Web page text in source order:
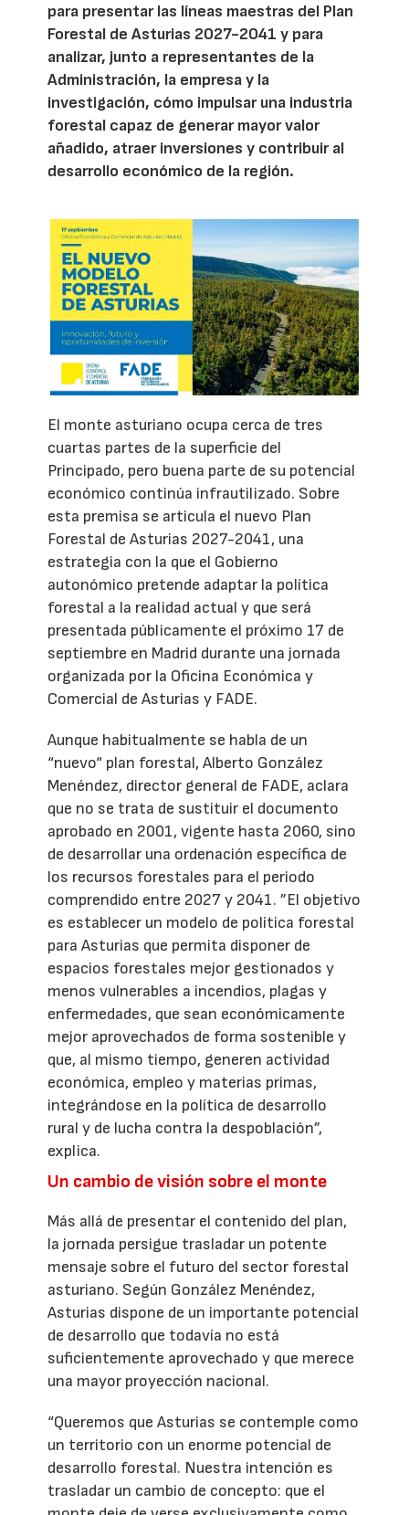
para presentar las líneas maestras del Plan
Forestal de Asturias 2027-2041 y para
analizar, junto a representantes de la
Administración, la empresa y la
investigación, cómo impulsar una industria
forestal capaz de generar mayor valor
añadido, atraer inversiones y contribuir al
desarrollo económico de la región.
El monte asturiano ocupa cerca de tres
cuartas partes de la superficie del
Principado, pero buena parte de su potencial
económico continúa infrautilizado. Sobre
esta premisa se articula el nuevo Plan
Forestal de Asturias 2027-2041, una
estrategia con la que el Gobierno
autonómico pretende adaptar la política
forestal a la realidad actual y que será
presentada públicamente el próximo 17 de
septiembre en Madrid durante una jornada
organizada por la Oficina Económica y
Comercial de Asturias y FADE.
Aunque habitualmente se habla de un
“nuevo“ plan forestal, Alberto González
Menéndez, director general de FADE, aclara
que no se trata de sustituir el documento
aprobado en 2001, vigente hasta 2060, sino
de desarrollar una ordenación específica de
los recursos forestales para el periodo
comprendido entre 2027 y 2041. ”El objetivo
es establecer un modelo de política forestal
para Asturias que permita disponer de
espacios forestales mejor gestionados y
menos vulnerables a incendios, plagas y
enfermedades, que sean económicamente
mejor aprovechados de forma sostenible y
que, al mismo tiempo, generen actividad
económica, empleo y materias primas,
integrándose en la política de desarrollo
rural y de lucha contra la despoblación”,
explica.
Un cambio de visión sobre el monte
Más allá de presentar el contenido del plan,
la jornada persigue trasladar un potente
mensaje sobre el futuro del sector forestal
asturiano. Según González Menéndez,
Asturias dispone de un importante potencial
de desarrollo que todavía no está
suficientemente aprovechado y que merece
una mayor proyección nacional.
“Queremos que Asturias se contemple como
un territorio con un enorme potencial de
desarrollo forestal. Nuestra intención es
trasladar un cambio de concepto: que el